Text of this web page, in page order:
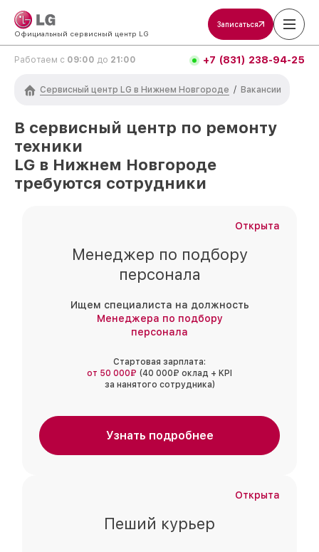
Официальный сервисный центр LG
Записаться
Работаем с 09:00 до 21:00 +7 (831) 238-94-25
Сервисный центр LG в Нижнем Новгороде / Вакансии
В сервисный центр по ремонту
техники
LG в Нижнем Новгороде
требуются сотрудники
Открыта
Менеджер по подбору
персонала
Ищем специалиста на должность
Менеджера по подбору
персонала
Стартовая зарплата:
от 50 000₽ (40 000₽ оклад + KPI
за нанятого сотрудника)
Узнать подробнее
Открыта
Пеший курьер